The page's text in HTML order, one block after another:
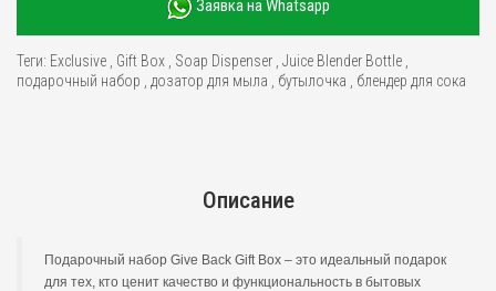
Заявка на Whatsapp
Теги: Exclusive Gift Box Soap Dispenser Juice Blender Bottle
подарочный набор
дозатор для мыла бутылочка блендер для сока
Описание
Подарочный набор Give Back Gift Box – это идеальный подарок
для тех, кто ценит качество и функциональность в бытовых